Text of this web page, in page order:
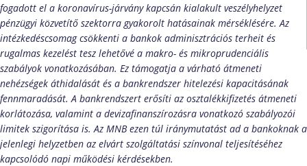
fogadott el a koronavírus-járvány kapcsán kialakult veszélyhelyzet
pénzügyi közvetítő szektorra gyakorolt hatásainak mérséklésére. Az
intézkedéscsomag csökkenti a bankok adminisztrációs terheit és
rugalmas kezelést tesz lehetővé a makro- és mikroprudenciális
szabályok vonatkozásában. Ez támogatja a várható átmeneti
nehézségek áthidalását és a bankrendszer hitelezési kapacitásának
fennmaradását. A bankrendszert erősíti az osztalékkifizetés átmeneti
korlátozása, valamint a devizafinanszírozásra vonatkozó szabályozói
limitek szigorítása is. Az MNB ezen túl iránymutatást ad a bankoknak a
jelenlegi helyzetben az elvárt szolgáltatási színvonal teljesítéséhez
kapcsolódó napi működési kérdésekben.